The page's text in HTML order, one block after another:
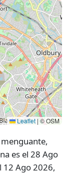
Leaflet | © OSM
es el 28 Ago
12 Ago 2026,